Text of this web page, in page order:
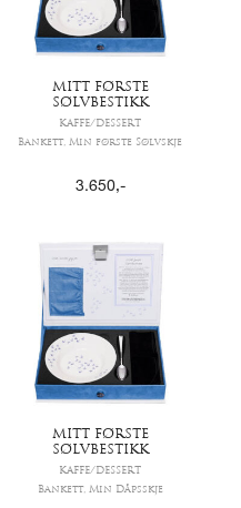
MITT FØRSTE
SØLVBESTIKK
KAFFE/DESSERT
Bankett, Min første Sølvskje
3.650,-
MITT FØRSTE
SØLVBESTIKK
KAFFE/DESSERT
Bankett, Min Dåpsskje